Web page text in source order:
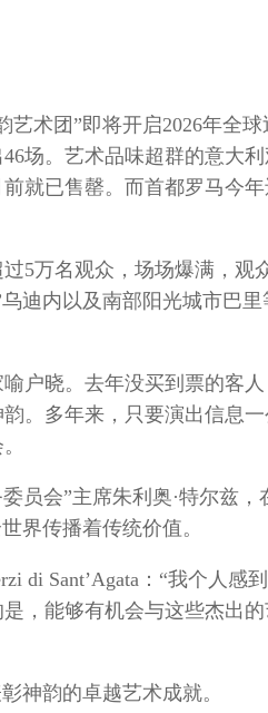
艺术团”即将开启2026年全
场。艺术品味超群的意大
就已售罄。而首都罗马今年
5万名观众，场场爆满，观
迪内以及南部阳光城市巴
户晓。去年没买到票的客
。多年来，只要演出信息
员会”主席朱利奥·特尔兹
界传播着传统价值。
di Sant’Agata：“我个人感
，能够有机会与这些杰出
神韵的卓越艺术成就。